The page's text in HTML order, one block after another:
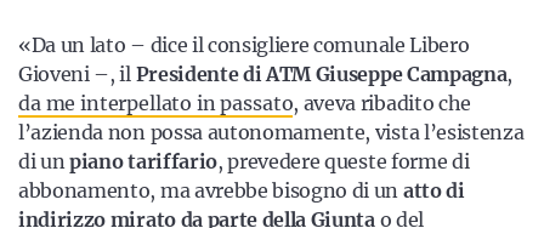
«Da un lato – dice il consigliere comunale Libero
Gioveni –, ilPresidente di ATM Giuseppe Campagna,
da me interpellato in passato, aveva ribadito che
l’azienda non possa autonomamente, vista l’esistenza
di unpiano tariffario, prevedere queste forme di
abbonamento, ma avrebbe bisogno di un atto di
indirizzo mirato da parte della Giuntao del